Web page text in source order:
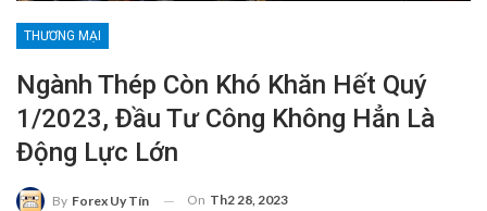
THƯƠNG MẠI
Ngành Thép Còn Khó Khăn Hết Quý
1/2023, Đầu Tư Công Không Hẳn Là
Động Lực Lớn
By Forex Uy Tín On Th2 28, 2023